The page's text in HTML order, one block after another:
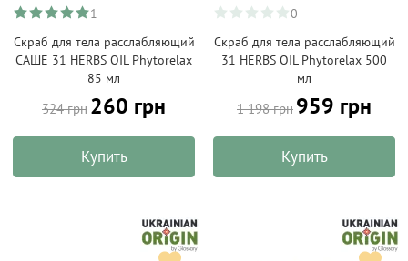
1
Скраб для тела расслабляющий
САШЕ 31 HERBS OIL Phytorelax
85 мл
324 грн 260 грн
Купить
0
Скраб для тела расслабляющий
31 HERBS OIL Phytorelax 500
мл
1 198 грн 959 грн
Купить